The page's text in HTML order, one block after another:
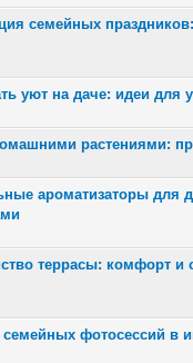
семейных
уют на даче: идеи для
растениями:
ароматизаторы для
террасы: комфорт и
фотосессий в